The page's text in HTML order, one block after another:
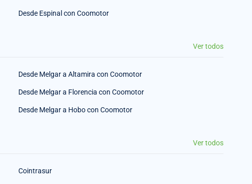
Desde Espinal con Coomotor
Ver todos
Desde Melgar a Altamira con Coomotor
Desde Melgar a Florencia con Coomotor
Desde Melgar a Hobo con Coomotor
Ver todos
Cointrasur